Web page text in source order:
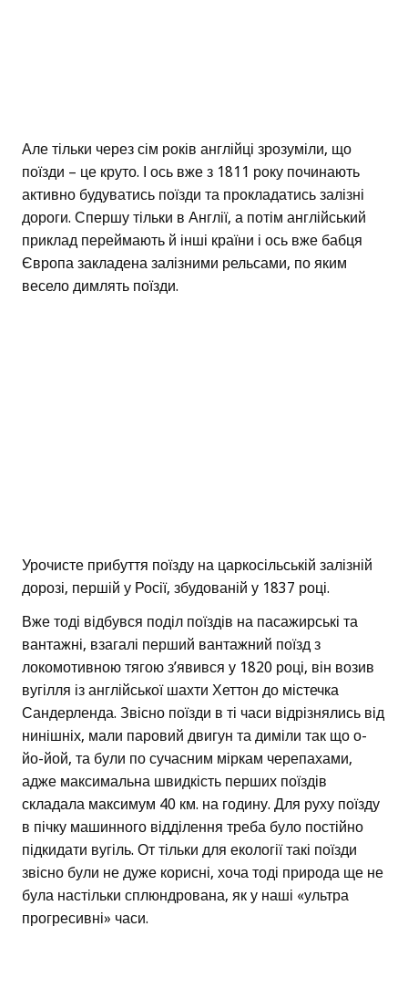
Але тільки через сім років англійці зрозуміли, що
поїзди – це круто. І ось вже з 1811 року починають
активно будуватись поїзди та прокладатись залізні
дороги. Спершу тільки в Англії, а потім англійський
приклад переймають й інші країни і ось вже бабця
Європа закладена залізними рельсами, по яким
весело димлять поїзди.
Урочисте прибуття поїзду на царкосільській залізній
дорозі, першій у Росії, збудованій у 1837 році.
Вже тоді відбувся поділ поїздів на пасажирські та
вантажні, взагалі перший вантажний поїзд з
локомотивною тягою з’явився у 1820 році, він возив
вугілля із англійської шахти Хеттон до містечка
Сандерленда. Звісно поїзди в ті часи відрізнялись від
нинішніх, мали паровий двигун та диміли так що о-
йо-йой, та були по сучасним міркам черепахами,
адже максимальна швидкість перших поїздів
складала максимум 40 км. на годину. Для руху поїзду
в пічку машинного відділення треба було постійно
підкидати вугіль. От тільки для екології такі поїзди
звісно були не дуже корисні, хоча тоді природа ще не
була настільки сплюндрована, як у наші «ультра
прогресивні» часи.